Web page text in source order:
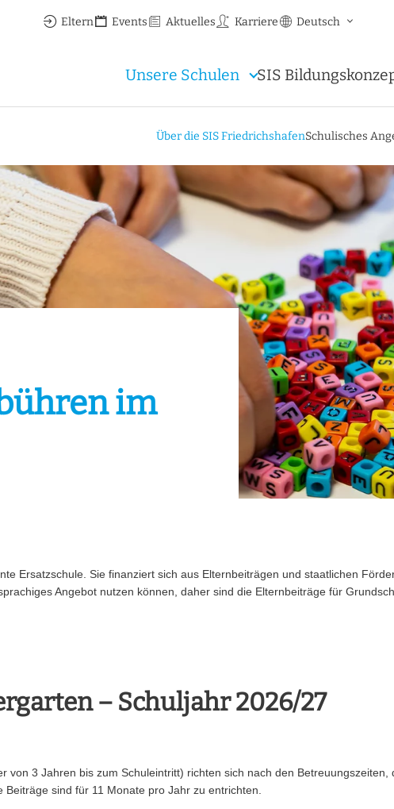
Eltern Events Aktuelles Karriere Deutsch
Unsere Schulen SIS
Über die SIS FriedrichshafenSchulisches
im
Ersatzschule. Sie finanziert sich aus Elternbeiträgen und staatlichen
Angebot nutzen können, daher sind die Elternbeiträge für
– Schuljahr 2026/27
von 3 Jahren bis zum Schuleintritt) richten sich nach den Betreuungszeiten,
sind für 11 Monate pro Jahr zu entrichten.